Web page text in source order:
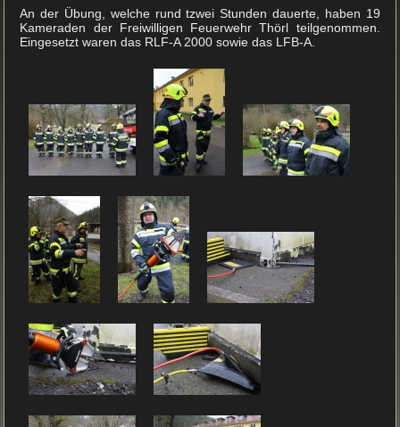
An der Übung, welche rund tzwei Stunden dauerte, haben 19
Kameraden der Freiwilligen Feuerwehr Thörl teilgenommen.
Eingesetzt waren das RLF-A 2000 sowie das LFB-A.